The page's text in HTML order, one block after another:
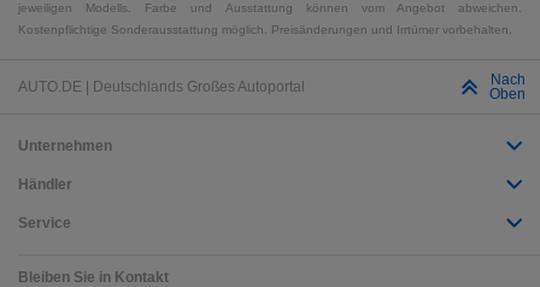
jeweiligen Modells. Farbe und Ausstattung können vom Angebot abweichen.
Kostenpflichtige Sonderausstattung möglich. Preisänderungen und Irrtümer vorbehalten.
AUTO.DE | Deutschlands Großes Autoportal
Nach
Oben
Unternehmen
Händler
Service
Bleiben Sie in Kontakt